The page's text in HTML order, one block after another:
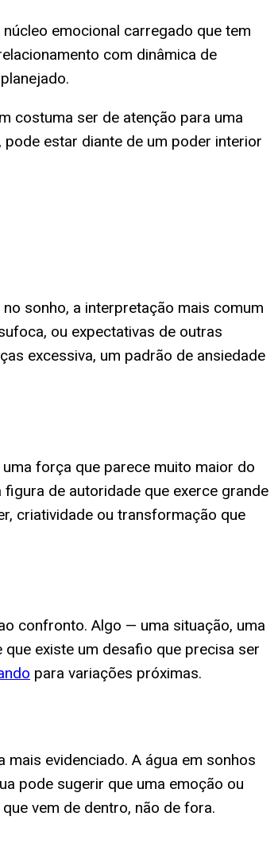
emocional carregado que tem
com dinâmica de
costuma ser de atenção para uma
pode estar diante de um poder interior
sonho, a interpretação mais comum
ou expectativas de outras
excessiva, um padrão de ansiedade
força que parece muito maior do
de autoridade que exerce grande
criatividade ou transformação que
confronto. Algo — uma situação, uma
existe um desafio que precisa ser
para variações próximas.
evidenciado. A água em sonhos
pode sugerir que uma emoção ou
vem de dentro, não de fora.